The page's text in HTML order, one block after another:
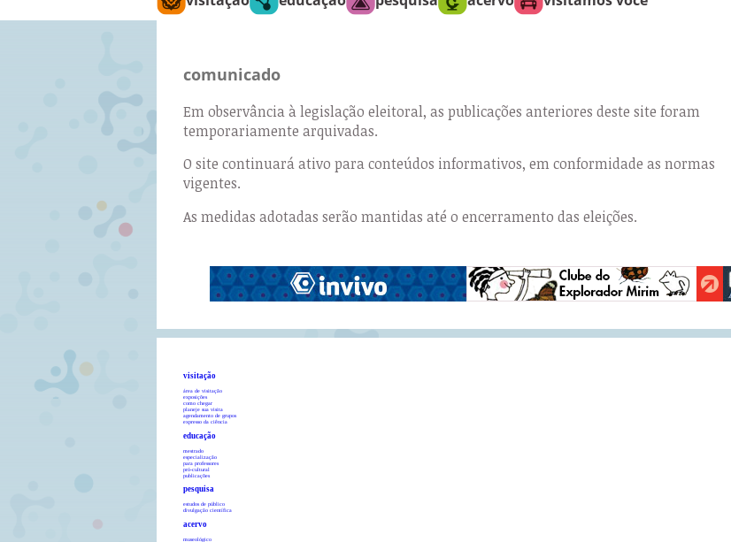
comunicado
Em observância à legislação eleitoral, as publicações anteriores deste site foram
temporariamente arquivadas.
O site continuará ativo para conteúdos informativos, em conformidade as normas
vigentes.
As medidas adotadas serão mantidas até o encerramento das eleições.
visitação
área de visitação
exposições
como chegar
planeje sua visita
agendamento de grupos
expresso da ciência
educação
mestrado
especialização
para professores
pró-cultural
publicações
pesquisa
estudos de público
divulgação científica
acervo
museológico